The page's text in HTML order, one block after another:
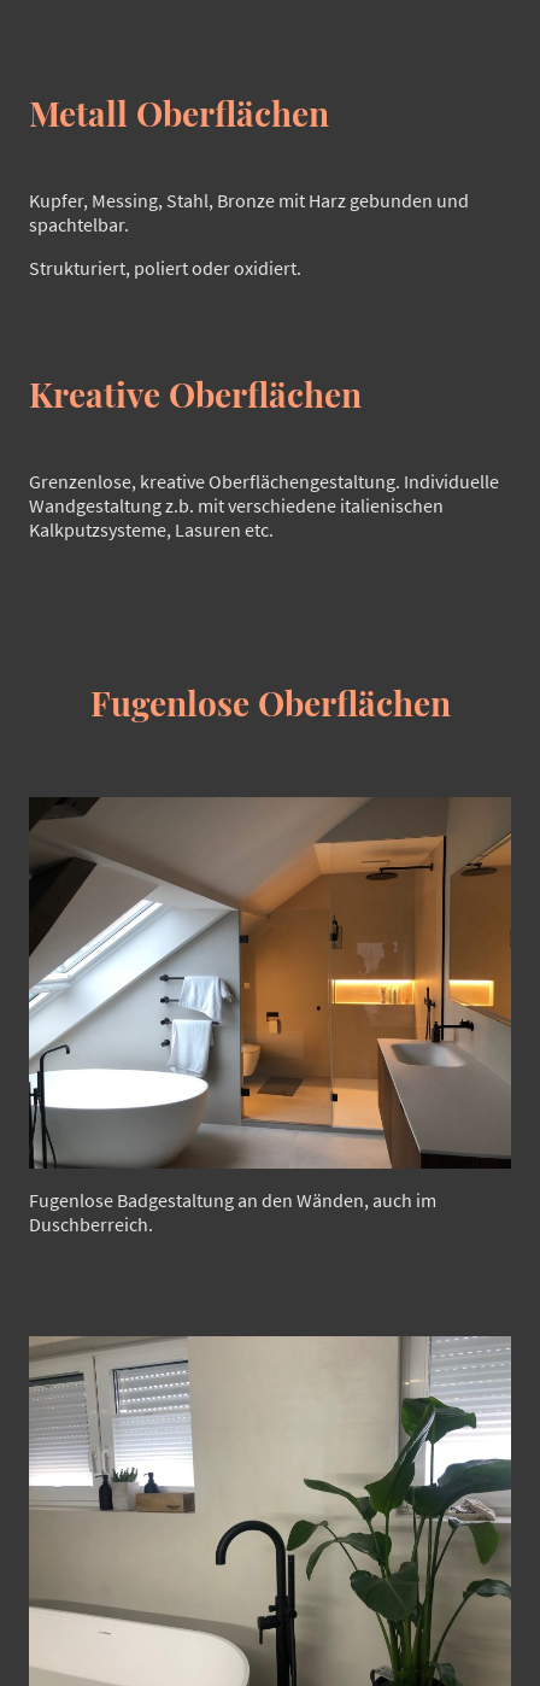
Metall Oberflächen
Kupfer, Messing, Stahl, Bronze mit Harz gebunden und
spachtelbar.
Strukturiert, poliert oder oxidiert.
Kreative Oberflächen
Grenzenlose, kreative Oberflächengestaltung. Individuelle
Wandgestaltung z.b. mit verschiedene italienischen
Kalkputzsysteme, Lasuren etc.
Fugenlose Oberflächen
Fugenlose Badgestaltung an den Wänden, auch im
Duschberreich.